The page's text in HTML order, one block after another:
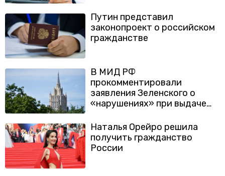
Путин представил
законопроект о российском
гражданстве
В МИД РФ
прокомментировали
заявления Зеленского о
«нарушениях» при выдаче
Донбассе
Наталья Орейро решила
получить гражданство
России